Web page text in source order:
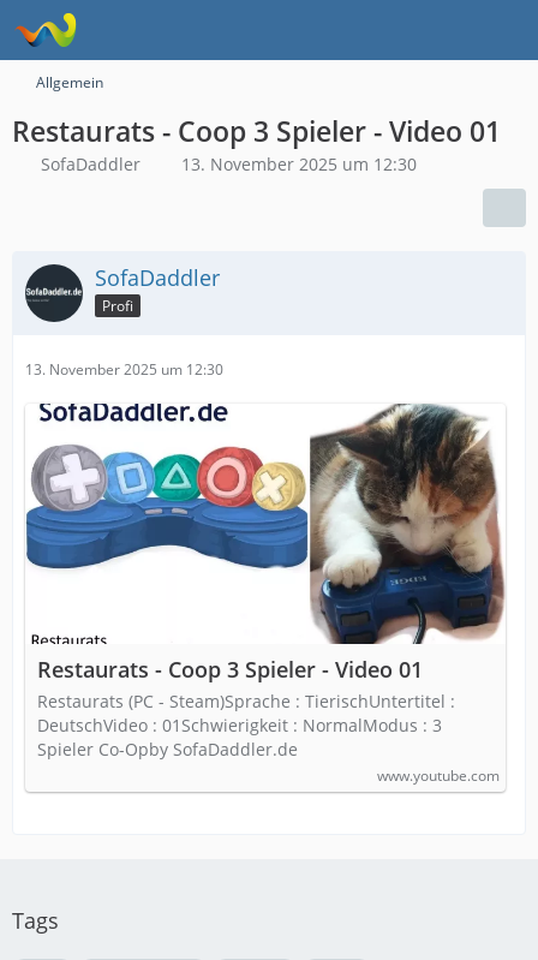
Allgemein
Restaurats - Coop 3 Spieler - Video 01
SofaDaddler 13. November 2025 um 12:30
SofaDaddler
Profi
13. November 2025 um 12:30
Restaurats - Coop 3 Spieler - Video 01
Restaurats (PC - Steam)Sprache : TierischUntertitel :
DeutschVideo : 01Schwierigkeit : NormalModus : 3
Spieler Co-Opby SofaDaddler.de
www.youtube.com
Tags